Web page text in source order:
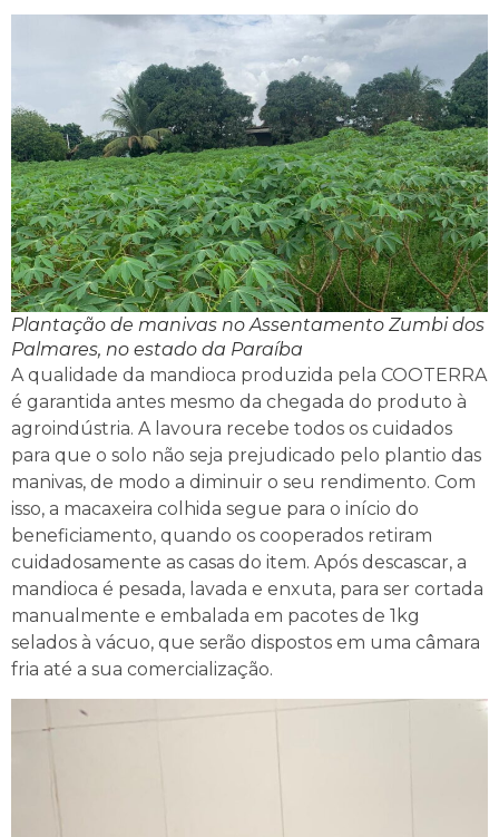
Plantação de manivas no Assentamento Zumbi dos
Palmares, no estado da Paraíba
A qualidade da mandioca produzida pela COOTERRA
é garantida antes mesmo da chegada do produto à
agroindústria. A lavoura recebe todos os cuidados
para que o solo não seja prejudicado pelo plantio das
manivas, de modo a diminuir o seu rendimento. Com
isso, a macaxeira colhida segue para o início do
beneficiamento, quando os cooperados retiram
cuidadosamente as casas do item. Após descascar, a
mandioca é pesada, lavada e enxuta, para ser cortada
manualmente e embalada em pacotes de 1kg
selados à vácuo, que serão dispostos em uma câmara
fria até a sua comercialização.